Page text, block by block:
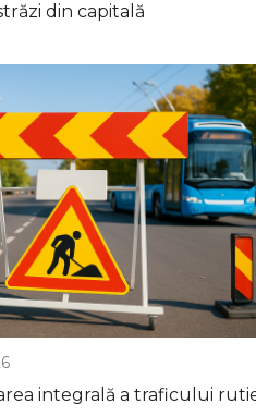
din capitală
integrală a traficului